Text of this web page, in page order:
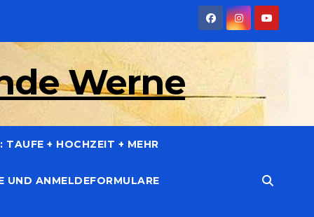
Werne
TAUFE + HOCHZEIT + MEHR
UND ANMELDEFORMULARE